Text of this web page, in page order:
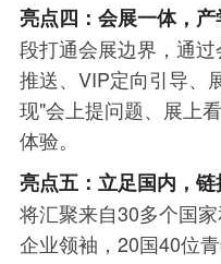
亮点四：会展一体，产
段打通会展边界，通
推送、VIP定向引导、
现"会上提问题、展上
体验。
亮点五：立足国内，链
将汇聚来自30多个国
企业领袖，20国40位